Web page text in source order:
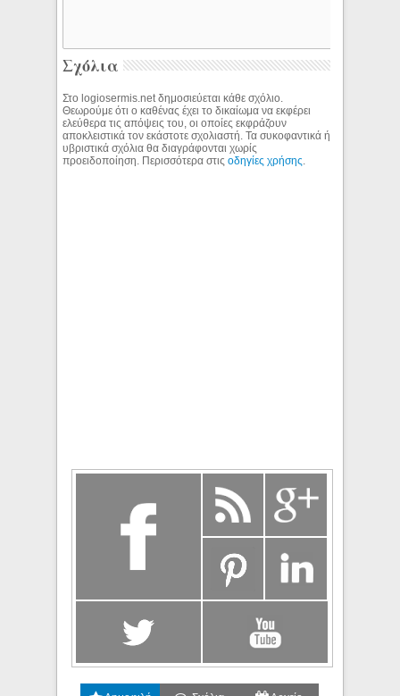
Σχόλια
Στο logiosermis.net δημοσιεύεται κάθε σχόλιο.
Θεωρούμε ότι ο καθένας έχει το δικαίωμα να εκφέρει
ελεύθερα τις απόψεις του, οι οποίες εκφράζουν
αποκλειστικά τον εκάστοτε σχολιαστή. Τα συκοφαντικά ή
υβριστικά σχόλια θα διαγράφονται χωρίς
προειδοποίηση. Περισσότερα στιςοδηγίες χρήσης